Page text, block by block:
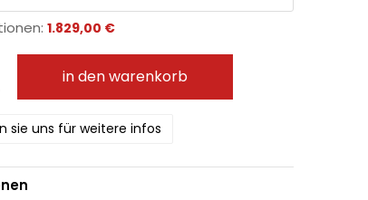
1.829,00 €
in den warenkorb
sie uns für weitere infos